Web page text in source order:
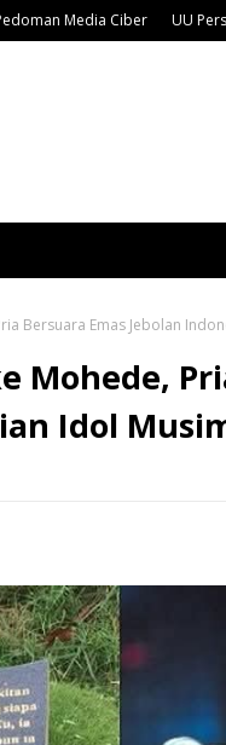
Media Ciber UU
Bersuara Emas Jebolan
Mohede,
Idol